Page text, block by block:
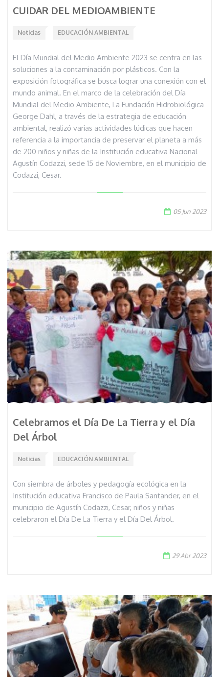
CUIDAR DEL MEDIOAMBIENTE
Noticias EDUCACIÓN AMBIENTAL
El Día Mundial del Medio Ambiente 2023 se centra en las
soluciones a la contaminación por plásticos. Con la
exposición fotográfica se busca lograr una conexión con el
mundo animal. En el marco de la celebración del Día
Mundial del Medio Ambiente, La Fundación Hidrobiológica
George Dahl, a través de la estrategia de educación
ambiental, realizó varias actividades lúdicas que hacen
referencia a la importancia de preservar el planeta a más
de 200 niños y niñas de la Institución educativa Nacional
Agustín Codazzi, sede 15 de Noviembre, en el municipio de
Codazzi, Cesar.
05 Jun 2023
Celebramos el Día De La Tierra y el Día
Del Árbol
Noticias EDUCACIÓN AMBIENTAL
Con siembra de árboles y pedagogía ecológica en la
Institución educativa Francisco de Paula Santander, en el
municipio de Agustín Codazzi, Cesar, niños y niñas
celebraron el Día De La Tierra y el Día Del Árbol.
29 Abr 2023